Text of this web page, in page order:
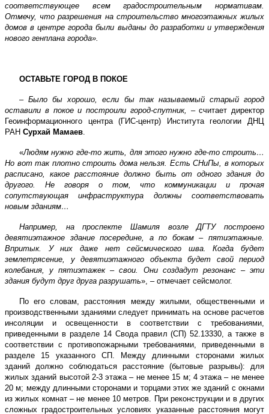
соответствующее всем градостроительным нормативам.
Отмечу, что разрешения на строительство многоэтажных жилых
домов в центре города были выданы до разработки и утверждения
нового генплана города».
ОСТАВЬТЕ ГОРОД В ПОКОЕ
–Было бы хорошо, если бы так называемый старый город
оставили в покое и построили город-спутник, – считает директор
Геоинформационного центра (ГИС-центр) Института геологии ДНЦ
РАН Сурхай Мамаев
«Людям нужно где-то жить, для этого нужно где-то строить…
Но вот так плотно строить дома нельзя. Есть СНиПы, в которых
расписано, какое расстояние должно быть от одного здания до
другого. Не говоря о том, что коммуникации и прочая
сопутствующая инфраструктура должны соответствовать
новым зданиям…
Например, на проспекте Шамиля возле ДГТУ построено
девятиэтажное здание посередине, а по бокам – пятиэтажные.
Впритык. У них даже нет сейсмического шва. Когда будет
землетрясение, у девятиэтажного объекта будет свой период
колебания, у пятиэтажек – свои. Они создадут резонанс – эти
здания будут друг друга разрушать», – отмечает сейсмолог.
По его словам, расстояния между жилыми, общественными и
производственными зданиями следует принимать на основе расчетов
инсоляции и освещенности в соответствии с требованиями,
приведенными в разделе 14 Свода правил (СП) 52.13330, а также в
соответствии с противопожарными требованиями, приведенными в
разделе 15 указанного СП. Между длинными сторонами жилых
зданий должно соблюдаться расстояние (бытовые разрывы): для
жилых зданий высотой 2-3 этажа – не менее 15 м; 4 этажа – не менее
20 м; между длинными сторонами и торцами этих же зданий с окнами
из жилых комнат – не менее 10 метров . При реконструкции и в других
сложных градостроительных условиях указанные расстояния могут